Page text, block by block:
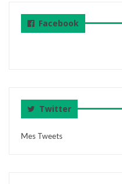
Facebook
Twitter
Mes Tweets